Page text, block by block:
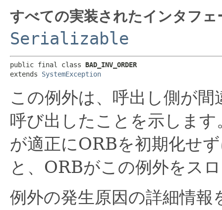
すべての実装されたインタフ
Serializable
public final class BAD_INV_ORDER
extends SystemException
この例外は、呼出し側が
呼び出したことを示します
が適正にORBを初期化せ
と、ORBがこの例外をス
例外の発生原因の詳細情